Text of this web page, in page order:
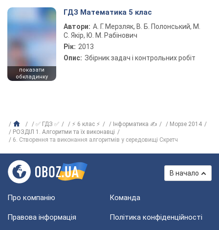
показати
обкладинку
ГДЗ Математика 5 клас
Автори: А. Г. Мерзляк, В. Б. Полонський, М.
С. Якір, Ю. М. Рабінович
Рік: 2013
Опис: Збірник задач і контрольних робіт
✅ ГДЗ ✅ ⚡ 6 клас ⚡ Інформатика ✍
Морзе 2014
РОЗДІЛ 1. Алгоритми та їх виконавці
6. Створення та виконання алгоритмів у середовищі Скретч
В начало
Про компанію Команда
Правова інформація Політика конфіденційності